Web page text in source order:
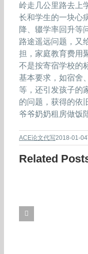
岭走几公里路去上
长和学生的一块心
降、辍学率回升等
路途遥远问题，又
担，家庭教育费用
不是按寄宿学校的
基本要求，如宿舍
等，还引发孩子的
的问题，获得的依
爷爷奶奶租房做饭
ACE论文代写2018-01-
Related